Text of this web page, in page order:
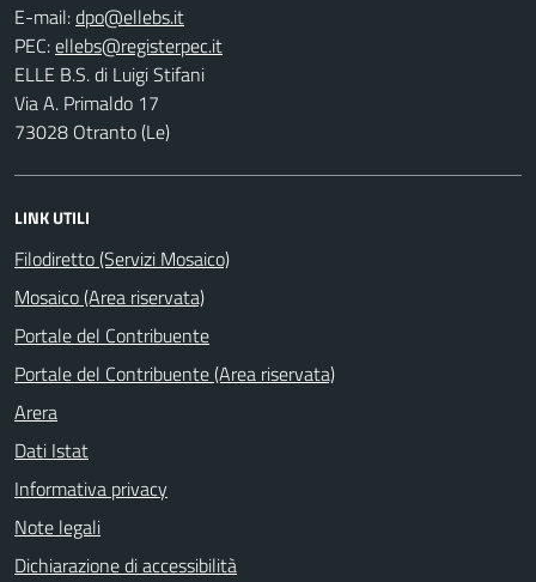
E-mail:
PEC:
ELLE B.S. di Luigi Stifani
Via A. Primaldo 17
73028 Otranto (Le)
LINK UTILI
Filodiretto (Servizi Mosaico)
Mosaico (Area riservata)
Portale del Contribuente
Portale del Contribuente (Area riservata)
Arera
Dati Istat
Informativa privacy
Note legali
Dichiarazione di accessibilità